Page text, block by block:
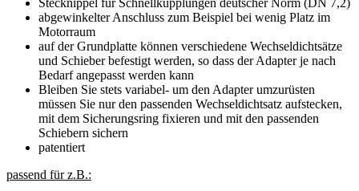
Stecknippel für Schnellkupplungen deutscher Norm (DN 7,2)
abgewinkelter Anschluss zum Beispiel bei wenig Platz im
Motorraum
auf der Grundplatte können verschiedene Wechseldichtsätze
und Schieber befestigt werden, so dass der Adapter je nach
Bedarf angepasst werden kann
Bleiben Sie stets variabel- um den Adapter umzurüsten
müssen Sie nur den passenden Wechseldichtsatz aufstecken,
mit dem Sicherungsring fixieren und mit den passenden
Schiebern sichern
patentiert
passend für z.B.: